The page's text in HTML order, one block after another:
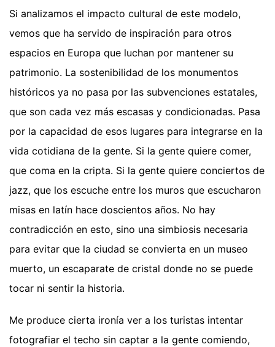
Si analizamos el impacto cultural de este modelo,
vemos que ha servido de inspiración para otros
espacios en Europa que luchan por mantener su
patrimonio. La sostenibilidad de los monumentos
históricos ya no pasa por las subvenciones estatales,
que son cada vez más escasas y condicionadas. Pasa
por la capacidad de esos lugares para integrarse en la
vida cotidiana de la gente. Si la gente quiere comer,
que coma en la cripta. Si la gente quiere conciertos de
jazz, que los escuche entre los muros que escucharon
misas en latín hace doscientos años. No hay
contradicción en esto, sino una simbiosis necesaria
para evitar que la ciudad se convierta en un museo
muerto, un escaparate de cristal donde no se puede
tocar ni sentir la historia.
Me produce cierta ironía ver a los turistas intentar
fotografiar el techo sin captar a la gente comiendo,